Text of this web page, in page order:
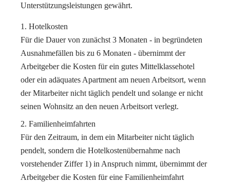
Unterstützungsleistungen gewährt.
Hotelkosten
Für die Dauer von zunächst 3 Monaten - in begründeten
Ausnahmefällen bis zu 6 Monaten - übernimmt der
Arbeitgeber die Kosten für ein gutes Mittelklassehotel
oder ein adäquates Apartment am neuen Arbeitsort, wenn
der Mitarbeiter nicht täglich pendelt und solange er nicht
seinen Wohnsitz an den neuen Arbeitsort verlegt.
Familienheimfahrten
Für den Zeitraum, in dem ein Mitarbeiter nicht täglich
pendelt, sondern die Hotelkostenübernahme nach
vorstehender Ziffer 1) in Anspruch nimmt, übernimmt der
Arbeitgeber die Kosten für eine Familienheimfahrt